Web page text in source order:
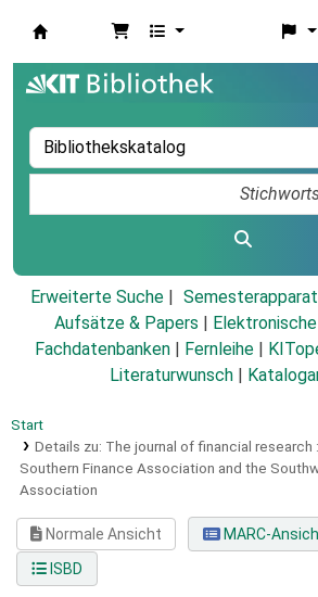
Erweiterte Suche
Aufsätze & Papers
Fachdatenbanken
Fernleihe
Literaturwunsch
Start
Details zu: The journal of financial research :
Southern Finance Association and the
Association
Normale Ansicht
MARC-
ISBD